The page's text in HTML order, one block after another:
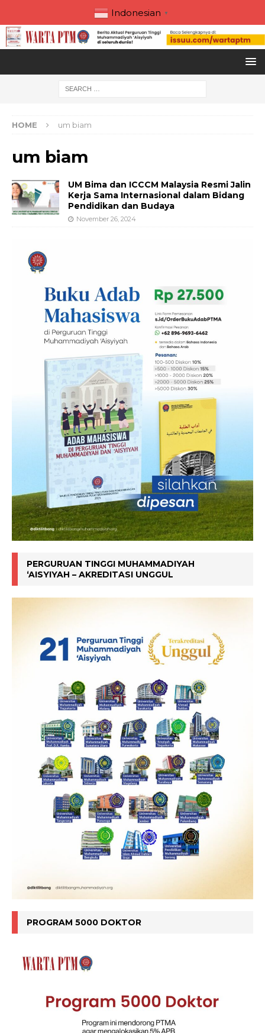
Indonesian ▼
HOME um biam
um biam
UM Bima dan ICCCM Malaysia Resmi Jalin
Kerja Sama Internasional dalam Bidang
Pendidikan dan Budaya
November 26, 2024
PERGURUAN TINGGI MUHAMMADIYAH
‘AISYIYAH – AKREDITASI UNGGUL
PROGRAM 5000 DOKTOR